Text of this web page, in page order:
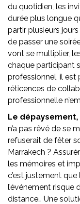
du quotidien, les
durée plus longue
partir plusieurs
de passer une
vont se multiplier,
chaque participant
professionnel, il est
réticences de
professionnelle
Le dépaysement,
n’a pas rêvé de se
refuserait de fêter
Marrakech ?
les mémoires et
c’est justement
l’événement risque
distance… Une